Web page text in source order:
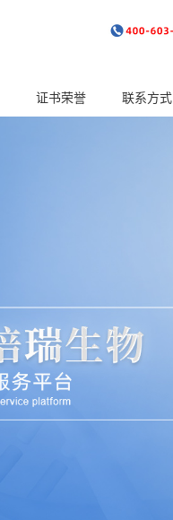
证书荣誉 联系方式